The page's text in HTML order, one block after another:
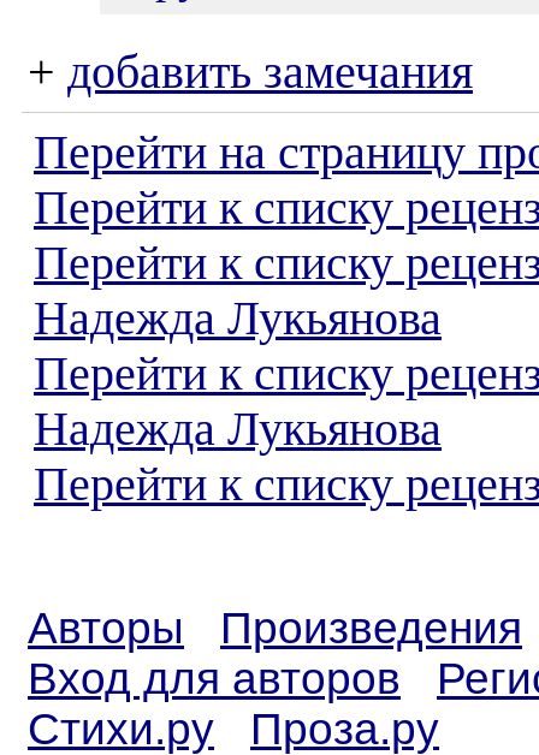
+ добавить замечания
Перейти на страницу
Перейти к списку
Перейти к списку
Надежда Лукьянова
Перейти к списку
Надежда Лукьянова
Перейти к списку
Авторы
Произведения
Вход для авторов
Стихи.ру
Проза.ру